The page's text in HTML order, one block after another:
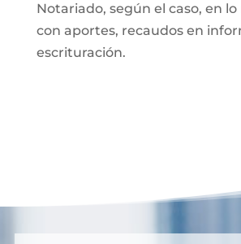
Notariado, según el caso, en
con aportes, recaudos en
escrituración.